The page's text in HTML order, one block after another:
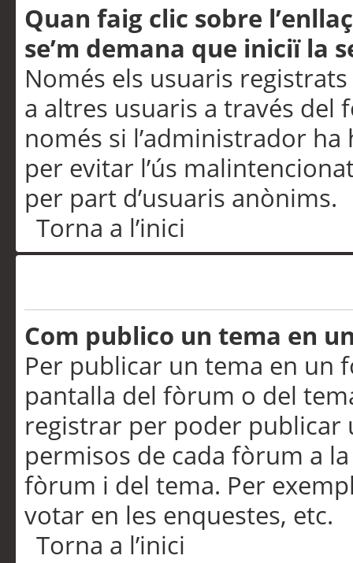
Quan faig clic sobre
se’m demana que iniciï la
Només els usuaris
a altres usuaris a través
només si l’administrador
per evitar l’ús
per part d’usuaris anònims.
Torna a l’inici
Com publico un tema en
Per publicar un tema en un
pantalla del fòrum o del
registrar per poder publicar
permisos de cada fòrum a
fòrum i del tema. Per
votar en les enquestes, etc.
Torna a l’inici